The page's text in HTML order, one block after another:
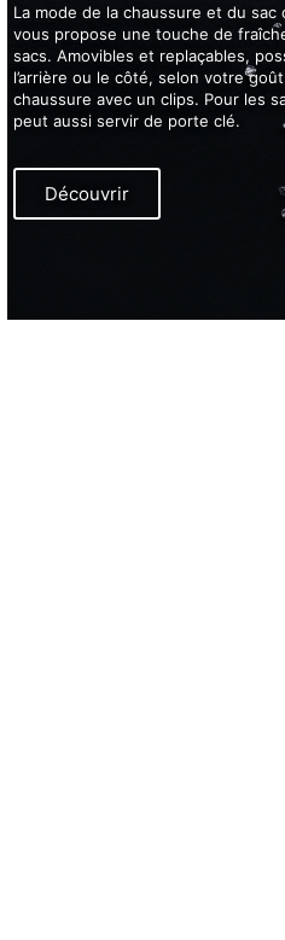
La mode de la chaussure et du
vous propose une touche de
sacs. Amovibles et replaçables,
l’arrière ou le côté, selon votre
chaussure avec un clips. Pour les
peut aussi servir de porte clé.
Découvrir